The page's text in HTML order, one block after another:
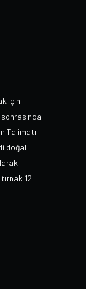
için
Talimatı
doğal
12